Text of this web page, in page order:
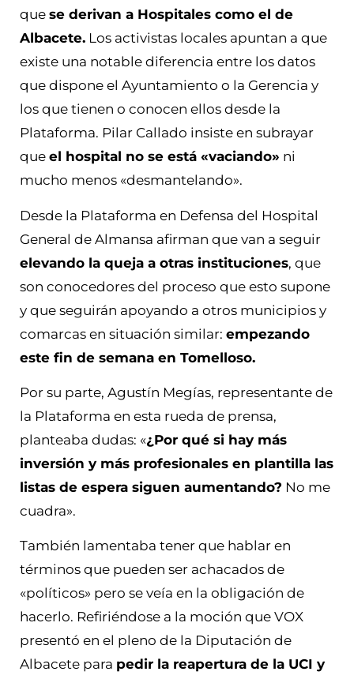
que se derivan a Hospitales como el de
Albacete. Los activistas locales apuntan a que
existe una notable diferencia entre los datos
que dispone el Ayuntamiento o la Gerencia y
los que tienen o conocen ellos desde la
Plataforma. Pilar Callado insiste en subrayar
que el hospital no se está «vaciando» ni
mucho menos «desmantelando».
Desde la Plataforma en Defensa del Hospital
General de Almansa afirman que van a seguir
elevando la queja a otras instituciones, que
son conocedores del proceso que esto supone
y que seguirán apoyando a otros municipios y
comarcas en situación similar: empezando
este fin de semana en Tomelloso.
Por su parte, Agustín Megías, representante de
la Plataforma en esta rueda de prensa,
planteaba dudas: «¿Por qué si hay más
inversión y más profesionales en plantilla las
listas de espera siguen aumentando? No me
cuadra».
También lamentaba tener que hablar en
términos que pueden ser achacados de
«políticos» pero se veía en la obligación de
hacerlo. Refiriéndose a la moción que VOX
presentó en el pleno de la Diputación de
Albacete para pedir la reapertura de la UCI y